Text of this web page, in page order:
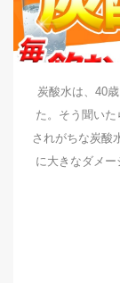
炭酸水は、40
た。そう聞い
されがちな炭酸
に大きなダメ